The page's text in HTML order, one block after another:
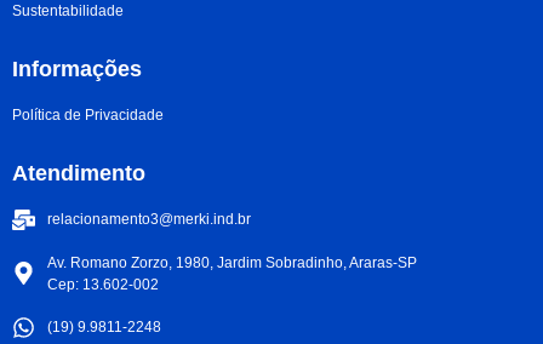
Sustentabilidade
Informações
Política de Privacidade
Atendimento
relacionamento3@merki.ind.br
Av. Romano Zorzo, 1980, Jardim Sobradinho, Araras-SP
Cep: 13.602-002
(19) 9.9811-2248